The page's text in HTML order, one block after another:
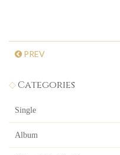
PREV
Categories
Single
Album